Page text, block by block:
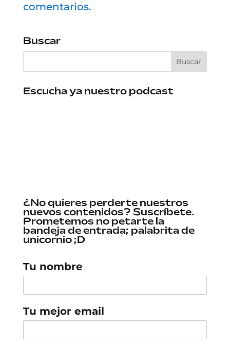
comentarios.
Buscar
Escucha ya nuestro podcast
¿No quieres perderte nuestros
nuevos contenidos? Suscríbete.
Prometemos no petarte la
bandeja de entrada; palabrita de
unicornio ;D
Tu nombre
Tu mejor email